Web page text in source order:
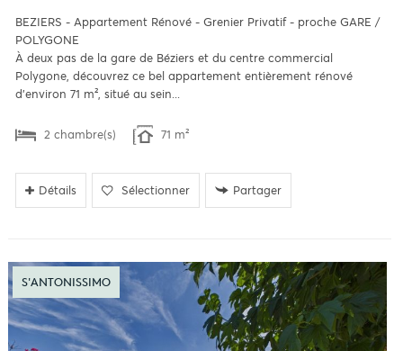
BEZIERS - Appartement Rénové - Grenier Privatif - proche GARE /
POLYGONE
À deux pas de la gare de Béziers et du centre commercial
Polygone, découvrez ce bel appartement entièrement rénové
d’environ 71 m², situé au sein...
2 chambre(s) 71 m²
Détails Sélectionner Partager
S'ANTONISSIMO